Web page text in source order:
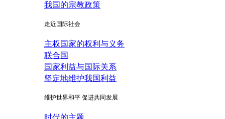
我国的宗教政策
走近国际社会
主权国家的权利与义务
联合国
国家利益与国际关系
坚定地维护我国利益
维护世界和平 促进共同发展
时代的主题